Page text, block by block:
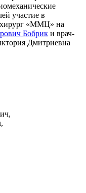
участие в
хирург «ММЦ» на
Бобрик и врач-
Дмитриевна